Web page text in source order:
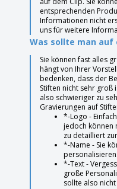
entsprechenden
Informationen nicht
uns für weitere
Was sollte man
Sie können fast alles
hängt von Ihrer
bedenken, dass der
Stiften nicht sehr groß
also schwieriger zu
Gravierungen auf
*-Logo -
jedoch können
zu detailliert
*-Name - Sie
personalisieren.
*-Text -
große
sollte also